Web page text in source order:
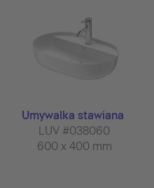
Umywalka stawiana
LUV #038060
600 x 400 mm